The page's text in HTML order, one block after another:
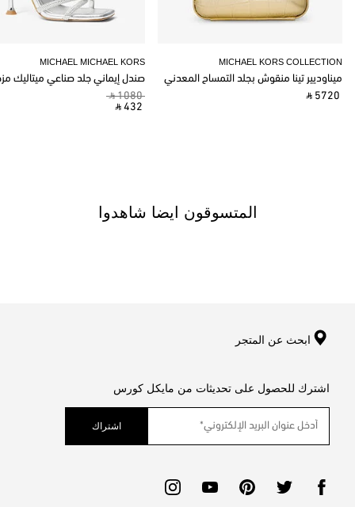
MICHAEL MICHAEL KORS
صندل إيماني جلد صناعي ميتاليك
‎ ⃁ 1080 ‎
‎ ⃁ 432 ‎
MICHAEL KORS COLLECTION
ميناوديير تينا منقوش بجلد التمساح المعدني
‎ ⃁ 5720 ‎
المتسوقون ايضا شاهدوا
ابحث عن المتجر
اشترك للحصول على تحديثات من مايكل كورس
اشتراك